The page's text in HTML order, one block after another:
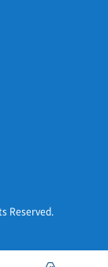
Reserved.